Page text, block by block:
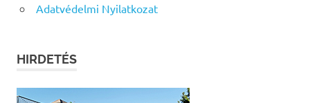
Adatvédelmi Nyilatkozat
HIRDETÉS